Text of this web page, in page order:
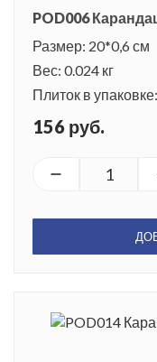
POD006
Размер: 20*0,6 см
Вес: 0.024 кг
Плиток в
156 руб.